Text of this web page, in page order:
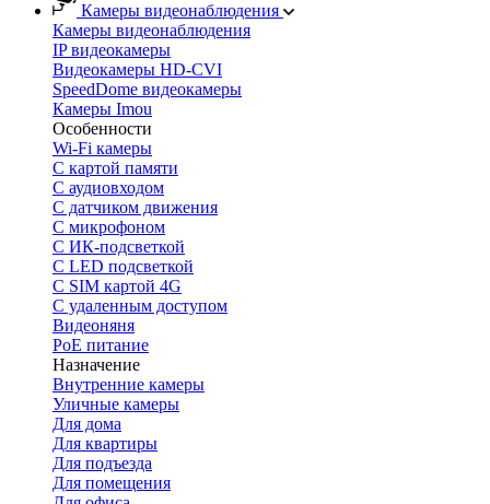
Камеры видеонаблюдения
Камеры видеонаблюдения
IP видеокамеры
Видеокамеры HD-CVI
SpeedDome видеокамеры
Камеры Imou
Особенности
Wi-Fi камеры
С картой памяти
С аудиовходом
С датчиком движения
С микрофоном
С ИК-подсветкой
С LED подсветкой
C SIM картой 4G
C удаленным доступом
Видеоняня
PoE питание
Назначение
Внутренние камеры
Уличные камеры
Для дома
Для квартиры
Для подъезда
Для помещения